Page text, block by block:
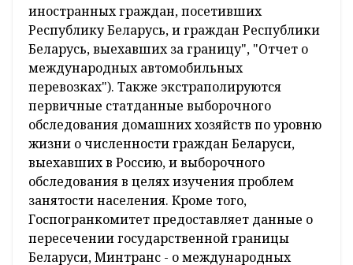
границу с Россией. Таким образом
учитываются Международные
рекомендации по статистике туризма.
Для расчета используются агрегированные
первичные статистические данные
Госпогранкомитета, Министерства
транспорта и коммуникаций по
утвержденным формам ("Отчет о воздушных
перевозках", "Отчет о численности
иностранных граждан, посетивших
Республику Беларусь, и граждан Республики
Беларусь, выехавших за границу", "Отчет о
международных автомобильных